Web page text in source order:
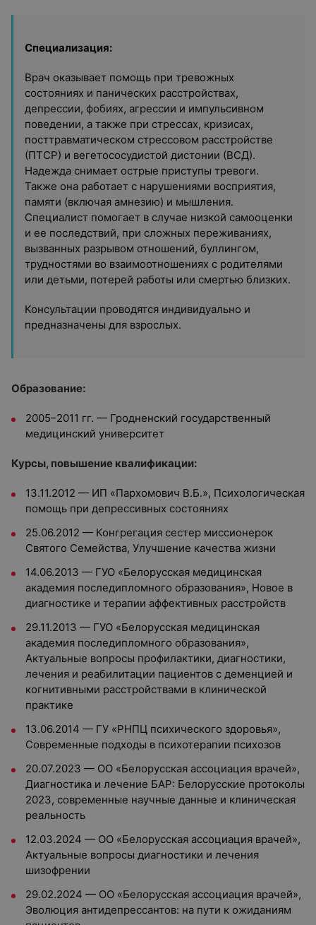
Специализация:
Врач оказывает помощь при тревожных
состояниях и панических расстройствах,
депрессии, фобиях, агрессии и импульсивном
поведении, а также при стрессах, кризисах,
посттравматическом стрессовом расстройстве
(ПТСР) и вегетососудистой дистонии (ВСД).
Надежда снимает острые приступы тревоги.
Также она работает с нарушениями восприятия,
памяти (включая амнезию) и мышления.
Специалист помогает в случае низкой самооценки
и ее последствий, при сложных переживаниях,
вызванных разрывом отношений, буллингом,
трудностями во взаимоотношениях с родителями
или детьми, потерей работы или смертью близких.
Консультации проводятся индивидуально и
предназначены для взрослых.
Образование:
2005–2011 гг. — Гродненский государственный
медицинский университет
Курсы, повышение квалификации:
13.11.2012 — ИП «Пархомович В.Б.», Психологическая
помощь при депрессивных состояниях
25.06.2012 — Конгрегация сестер миссионерок
Святого Семейства, Улучшение качества жизни
14.06.2013 — ГУО «Белорусская медицинская
академия последипломного образования», Новое в
диагностике и терапии аффективных расстройств
29.11.2013 — ГУО «Белорусская медицинская
академия последипломного образования»,
Актуальные вопросы профилактики, диагностики,
лечения и реабилитации пациентов с деменцией и
когнитивными расстройствами в клинической
практике
13.06.2014 — ГУ «РНПЦ психического здоровья»,
Современные подходы в психотерапии психозов
20.07.2023 — ОО «Белорусская ассоциация врачей»,
Диагностика и лечение БАР: Белорусские протоколы
2023, современные научные данные и клиническая
реальность
12.03.2024 — ОО «Белорусская ассоциация врачей»,
Актуальные вопросы диагностики и лечения
шизофрении
29.02.2024 — ОО «Белорусская ассоциация врачей»,
Эволюция антидепрессантов: на пути к ожиданиям